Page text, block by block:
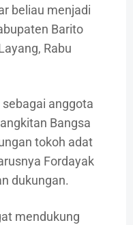
beliau menjadi
Barito
Rabu
anggota
Bangsa
tokoh adat
Fordayak
dukungan.
mendukung